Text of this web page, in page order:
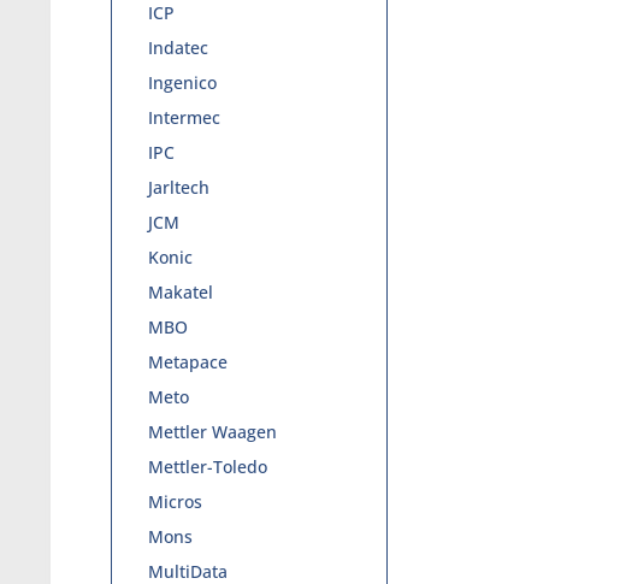
ICP
Indatec
Ingenico
Intermec
IPC
Jarltech
JCM
Konic
Makatel
MBO
Metapace
Meto
Mettler Waagen
Mettler-Toledo
Micros
Mons
MultiData